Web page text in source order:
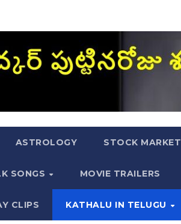
ASTROLOGY STOCK MARKET
SONGS MOVIE TRAILERS
CLIPS KATHALU IN TELUGU